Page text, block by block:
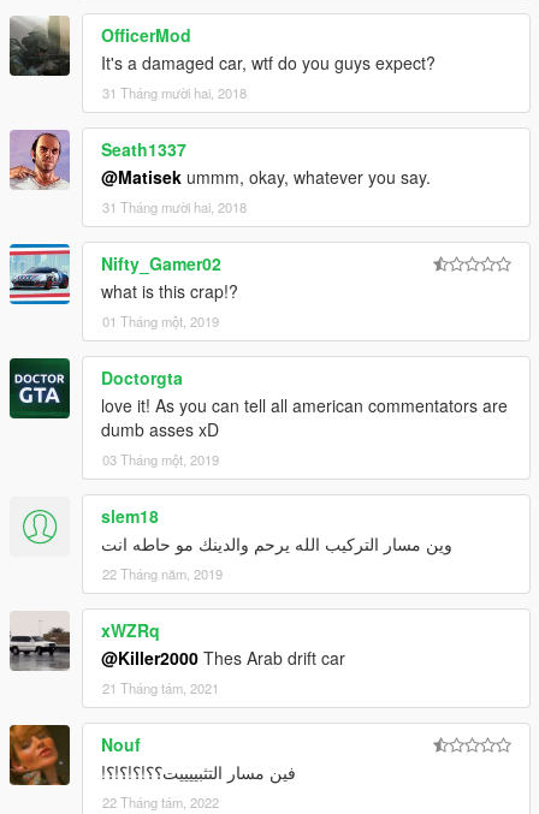
OfficerMod
It's a damaged car, wtf do you guys expect?
31 Tháng mười hai, 2018
Seath1337
@Matisek ummm, okay, whatever you say.
31 Tháng mười hai, 2018
Nifty_Gamer02
what is this crap!?
01 Tháng một, 2019
Doctorgta
love it! As you can tell all american commentators are
dumb asses xD
03 Tháng một, 2019
slem18
وين مسار التركيب الله يرحم والدينك مو حاطه انت
22 Tháng năm, 2019
xWZRq
@Killer2000 Thes Arab drift car
21 Tháng tám, 2021
Nouf
فين مسار التثبييييت؟؟!؟!؟!؟!
22 Tháng tám, 2022